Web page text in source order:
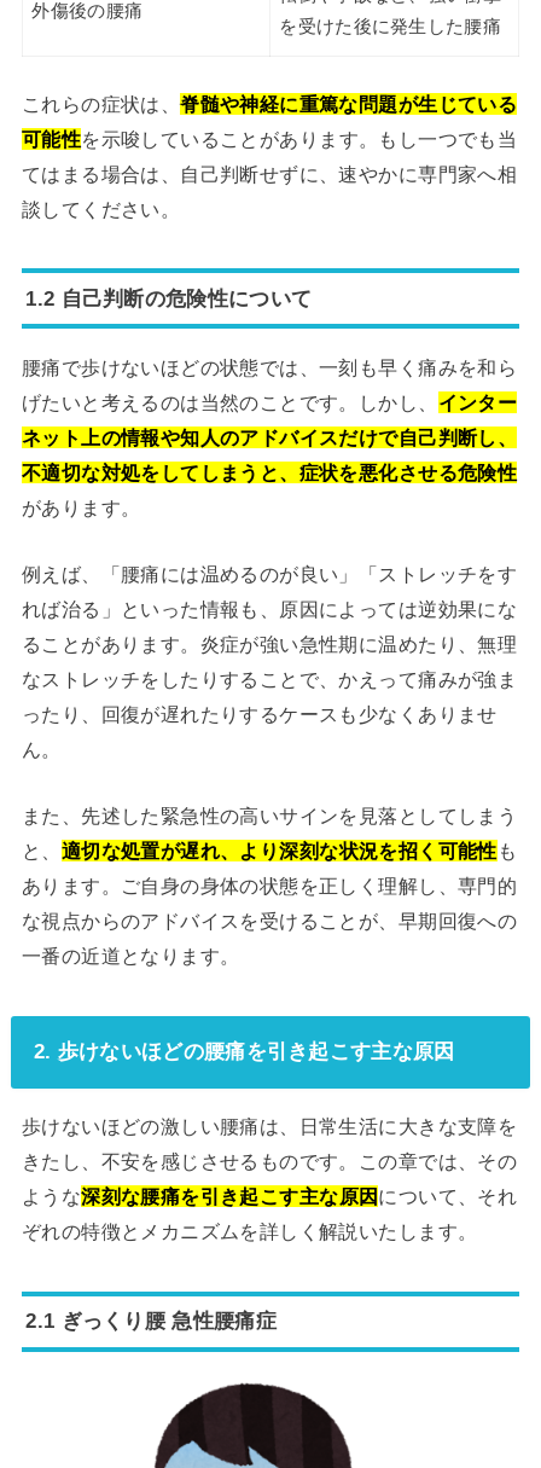
外傷後の腰痛
を受けた後に発生した腰痛
これらの症状は、脊髄や神経に重篤な問題が生じている
可能性を示唆していることがあります。もし一つでも当
てはまる場合は、自己判断せずに、速やかに専門家へ相
談してください。
1.2 自己判断の危険性について
腰痛で歩けないほどの状態では、一刻も早く痛みを和ら
げたいと考えるのは当然のことです。しかし、 インター
ネット上の情報や知人のアドバイスだけで自己判断し、
不適切な対処をしてしまうと、症状を悪化させる危険性
があります。
例えば、「腰痛には温めるのが良い」「ストレッチをす
れば治る」といった情報も、原因によっては逆効果にな
ることがあります。炎症が強い急性期に温めたり、無理
なストレッチをしたりすることで、かえって痛みが強ま
ったり、回復が遅れたりするケースも少なくありませ
ん。
また、先述した緊急性の高いサインを見落としてしまう
と、 適切な処置が遅れ、より深刻な状況を招く可能性 も
あります。ご自身の身体の状態を正しく理解し、専門的
な視点からのアドバイスを受けることが、早期回復への
一番の近道となります。
2. 歩けないほどの腰痛を引き起こす主な原因
歩けないほどの激しい腰痛は、日常生活に大きな支障を
きたし、不安を感じさせるものです。この章では、その
ような深刻な腰痛を引き起こす主な原因 について、それ
ぞれの特徴とメカニズムを詳しく解説いたします。
2.1 ぎっくり腰 急性腰痛症